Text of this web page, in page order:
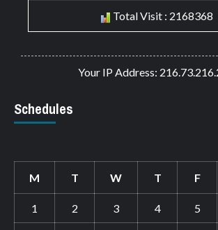
Total Visit : 2168368
Your IP Address:
Schedules
M T W T F
1 2 3 4 5